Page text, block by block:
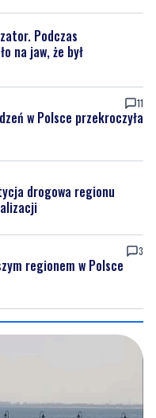
Podczas
na jaw, że był
11
w Polsce przekroczyła
drogowa regionu
3
regionem w Polsce